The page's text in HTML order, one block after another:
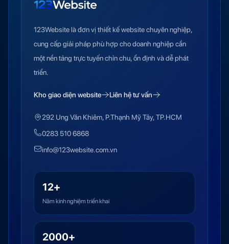
123Website là đơn vị thiết kế website chuyên nghiệp,
cung cấp giải pháp phù hợp cho doanh nghiệp cần
một nền tảng trực tuyến chỉn chu, ổn định và dễ phát
triển.
Kho giao diện website Liên hệ tư vấn
292 Ung Văn Khiêm, P.Thạnh Mỹ Tây, TP.HCM
0283 510 6868
info@123website.com.vn
12+
Năm kinh nghiệm triển khai
2000+